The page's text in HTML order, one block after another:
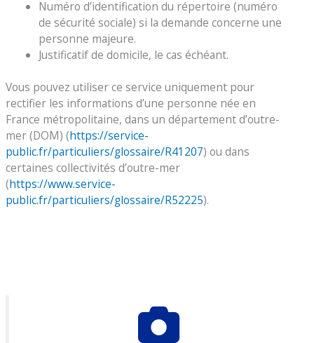
Numéro d’identification du répertoire (numéro
de sécurité sociale) si la demande concerne une
personne majeure.
Justificatif de domicile, le cas échéant.
Vous pouvez utiliser ce service uniquement pour
rectifier les informations d’une personne née en
France métropolitaine, dans un département d’outre-
mer (DOM) (https://service-
public.fr/particuliers/glossaire/R41207) ou dans
certaines collectivités d’outre-mer
(https://www.service-
public.fr/particuliers/glossaire/R52225).